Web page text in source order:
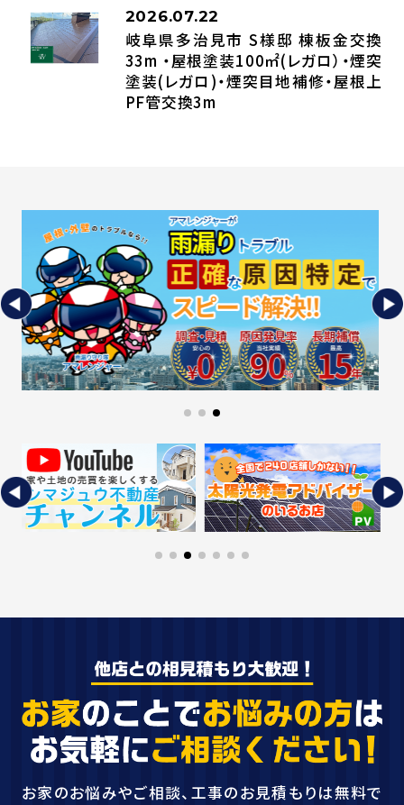
2026.07.22
岐阜県多治見市 S様邸 棟板金交換
33m ・屋根塗装100㎡(レガロ）・煙突
塗装(レガロ)・煙突目地補修・屋根上
PF管交換3m
お家のお悩みやご相談、工事のお見積もりは無料で